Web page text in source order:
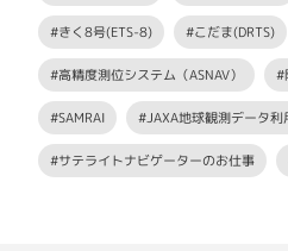
#きく8号(ETS-8) #こだま(DRTS)
#高精度測位システム（ASNAV） #
#SAMRAI #JAXA地球観測データ
#サテライトナビゲーターのお仕事